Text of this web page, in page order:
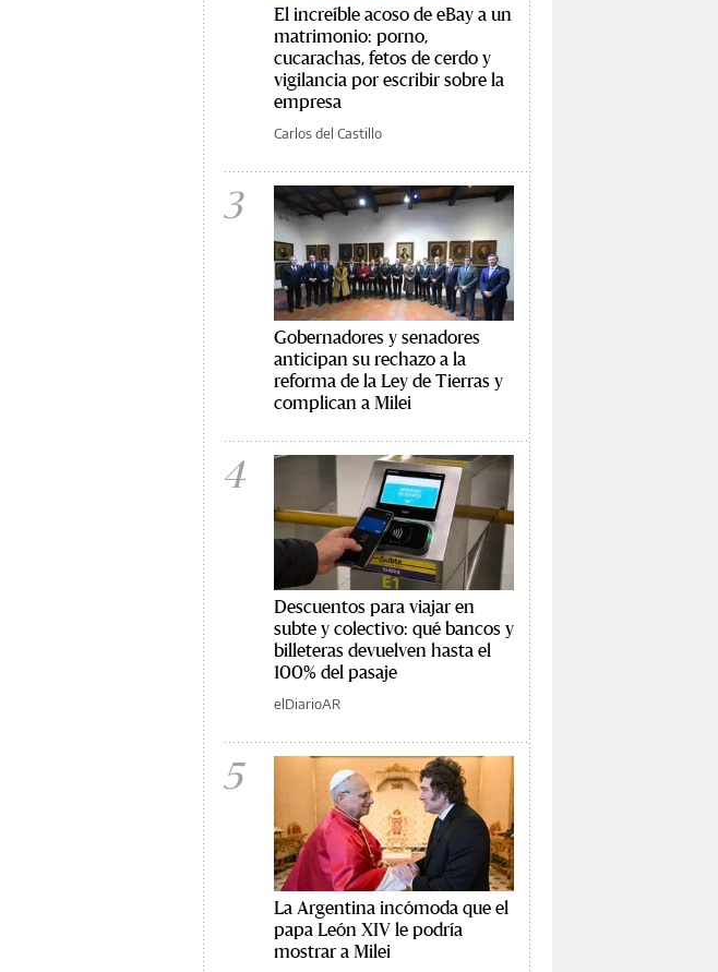
El increíble acoso de eBay a un
matrimonio: porno,
cucarachas, fetos de cerdo y
vigilancia por escribir sobre la
empresa
Carlos del Castillo
3
Gobernadores y senadores
anticipan su rechazo a la
reforma de la Ley de Tierras y
complican a Milei
4
Descuentos para viajar en
subte y colectivo: qué bancos y
billeteras devuelven hasta el
100% del pasaje
elDiarioAR
5
La Argentina incómoda que el
papa León XIV le podría
mostrar a Milei